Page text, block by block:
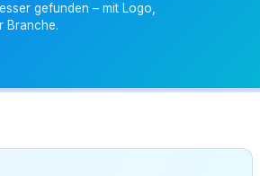
gefunden – mit Logo,
Branche.